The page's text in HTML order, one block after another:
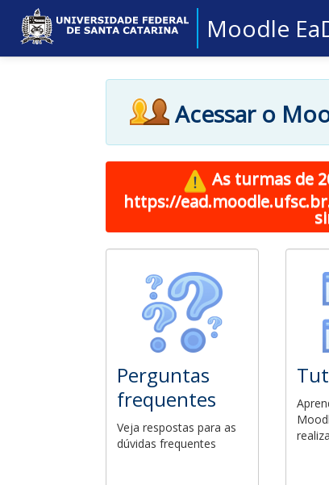
Moodle
Acessar o
As turmas de
https://
Perguntas
frequentes
Veja respostas para as
dúvidas frequentes